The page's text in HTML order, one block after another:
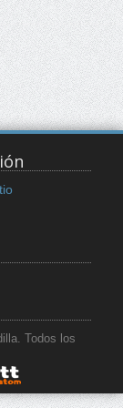
Todos los